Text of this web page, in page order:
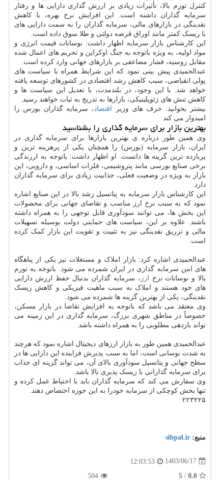
کنترل تورم بالا، تأثیرات زیادی بر ارزش گذاری دارایی ها و رفتار
سرمایه گذاران داشته است. این افزایش نرخ بهره، با کاهش
نقدینگی در بازارهای مالی، سرمایه گذاران را به سمت دارایی های
با ریسک کمتر مانند اوراق قرضه دولتی و طلا سوق داده است.
این کارشناس بازار سرمایه اظهار داشت: نوسانات قیمت انرژی و
مواد اولیه، به ویژه باتوجه به جنگ اوکراین و تحریم های اعمال شده
مقابل روسیه، فشار مضاعفی بر بازارهای جهانی وارد کرده است.
عبدالحمیدی پیش بینی نمود که این شرایط همراه با سیاست های
پولی انقباضی، سبب کاهش رشد اقتصادی در کشورهای توسعه یافته
خواهد شد. با این وجود، در بلندمدت، با تعدیل این سیاست ها و
کاهش تنش های ژئوپلیتیکی، بازارها به تدریج به ثبات خواهند رسید.
بیشتر بخوانید: حرف های وزیر اقتصاد ، سرمایه گذاران بورس را
امیدوار می کند
بهترین بازار برای سرمایه گذاری را بشناسید
وی همین طور درباره ی بهترین بازارها برای سرمایه گذاری در
ایران، بازار سرمایه (بورس) را همچنان یکی از پرهزینه ترین و
پربازده ترین گزینه ها دانست. او اظهار داشت: باتوجه به ارزندگی
برخی صنایع بورسی مانند پتروشیمی، فلزات اساسی، و دارویی، این
بازار به ویژه در وضعیت فعلی، جذابیت زیادی برای سرمایه گذاران
دارد.
این کارشناس بازار سرمایه به پتانسیل رشد بالا در این صنایع اشاره
نمود که به سبب نرخ ارز مناسب و تقاضای جهانی برای محصولات
این بخش ها، می توانند سودآوری قابل توجهی را به همراه داشته
باشند. علاوه بر این، سیاست های حمایتی دولت بوسیله تسهیلات
مالی و تزریق نقدینگی نیز به تثبیت و تقویت این بازار کمک کرده
است.
عبدالحمیدی اشاره کرد: بازار املاک و مستغلات نیز یکی از پناهگاه
های امن سرمایه گذاری در ایران شمرده می شود. باتوجه به تورم
بالا و نوسانات نرخ ارز ، سرمایه گذاران بدنبال حفظ ارزش دارایی
های خود هستند و املاک به سبب ماهیت فیزیکی و کاهش ریسک
نقدینگی، یکی از بهترین گزینه ها شمرده می شود.
وی معتقد می باشد که باتوجه به افزایش تقاضا در بازار مسکن،
خصوصاً در مناطق شهری بزرگ، سرمایه گذاری در این زمینه می
تواند بازدهی مطلوبی را به همراه داشته باشد.
عبدالحمیدی همین طور به بازار ارزهای دیجیتال اشاره نمود که هرچند
به شدت نوسانی است، اما به سبب پذیرش فزاینده این دارایی ها در
سطح جهانی و پتانسیل سودآوری بالای آن، می تواند گزینه ای جذاب
برای سرمایه گذارانی با ریسک پذیری بالا باشد.
وی سفارش می کند که سرمایه گذاران باید با احتیاط عمل کرده و
تنها بخش کوچکی از سرمایه خودرا به این حوزه اختصاص دهند.
۲۲۳۲۲۵
منبع: sibpal.ir
1403/06/17
12:03:53
0.0
/
5
504